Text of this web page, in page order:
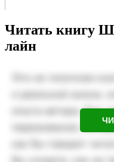
Читать книгу
лайн